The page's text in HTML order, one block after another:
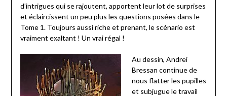
d’intrigues qui se rajoutent, apportent leur lot de surprises
et éclaircissent un peu plus les questions posées dans le
Tome 1. Toujours aussi riche et prenant, le scénario est
vraiment exaltant ! Un vrai régal !
Au dessin, Andrei
Bressan continue de
nous flatter les pupilles
et subjugue le travail